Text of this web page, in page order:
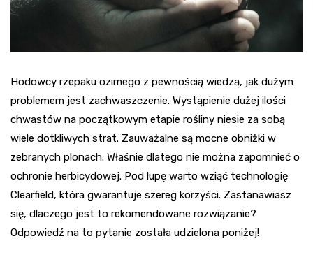
Hodowcy rzepaku ozimego z pewnością wiedzą, jak dużym
problemem jest zachwaszczenie. Wystąpienie dużej ilości
chwastów na początkowym etapie rośliny niesie za sobą
wiele dotkliwych strat. Zauważalne są mocne obniżki w
zebranych plonach. Właśnie dlatego nie można zapomnieć o
ochronie herbicydowej. Pod lupę warto wziąć technologię
Clearfield, która gwarantuje szereg korzyści. Zastanawiasz
się, dlaczego jest to rekomendowane rozwiązanie?
Odpowiedź na to pytanie została udzielona poniżej!